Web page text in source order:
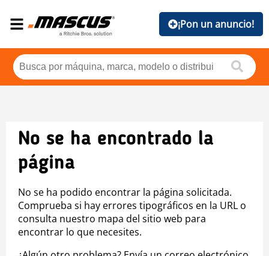
¡Pon un anuncio!
No se ha encontrado la
página
No se ha podido encontrar la página solicitada.
Comprueba si hay errores tipográficos en la URL o
consulta nuestro mapa del sitio web para
encontrar lo que necesites.